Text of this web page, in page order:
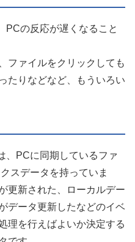
PCの反応が遅くなること
ファイルをクリックしても
たりなどなど、もういろい
、PCに同期しているファ
スデータを持っていま
更新された、ローカルデー
データ更新したなどのイベ
理を行えばよいか決定する